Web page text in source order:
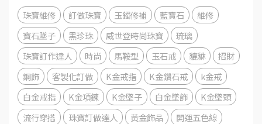
珠寶維修 訂做珠寶 玉鐲修補 藍寶石
維修
寶石墜子
黑珍珠 威世登時尚珠寶
琉璃
珠寶訂作達人
時尚 馬鞍型 玉石戒 貔貅
招財
鋼飾
客製化訂做 K金戒指 K金鑽石戒
k金戒
白金戒指
K金項鍊 K金墜子 白金墜飾
K金墜頭
流行穿搭
珠寶訂做達人 黃金飾品
開運五色線